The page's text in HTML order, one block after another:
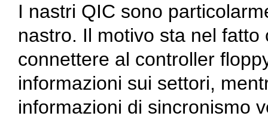
I nastri QIC sono
nastro. Il motivo sta nel
connettere al controller
informazioni sui settori,
informazioni di sincronismo